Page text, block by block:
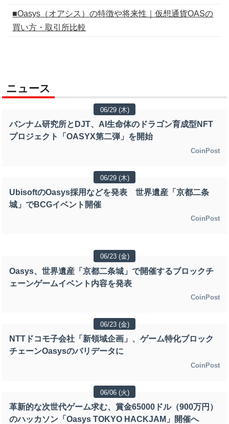
■Oasys（オアシス）の特徴や将来性｜仮想通貨OASの
買い方・取引所比較
ニュース
06/29 (木)
バンナム研究所とDJT、AI生命体のドラゴン育成型NFT
プロジェクト「OASYX第二弾」を開始
CoinPost
06/29 (木)
UbisoftのOasys採用などを発表 世界遺産「京都二条
城」でBCGイベント開催
CoinPost
06/23 (金)
Oasys、世界遺産「京都二条城」で開催するブロックチ
ェーンゲームイベント内容を発表
CoinPost
06/23 (金)
NTTドコモ子会社「新領域企画」、ゲーム特化ブロック
チェーンOasysのバリデータに
CoinPost
06/06 (火)
革新的な次世代ゲーム求む、賞金65000ドル（900万円）
のハッカソン「Oasys TOKYO HACKJAM」開催へ